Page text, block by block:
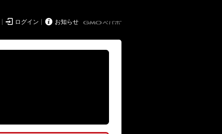
 ログイン  お知らせ